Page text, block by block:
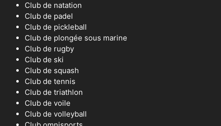
Club de natation
Club de padel
Club de pickleball
Club de plongée sous marine
Club de rugby
Club de ski
Club de squash
Club de tennis
Club de triathlon
Club de voile
Club de volleyball